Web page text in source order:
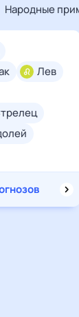
Народные
Лев